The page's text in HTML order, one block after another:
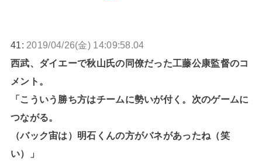
41: 2019/04/26(金) 14:09:58.04
西武、ダイエーで秋山氏の同僚だった工藤公康監督のコ
メント。
「こういう勝ち方はチームに勢いが付く。次のゲームに
つながる。
（バック宙は）明石くんの方がバネがあったね（笑
い）」